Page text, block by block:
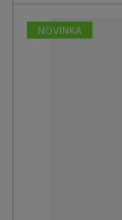
NOVINKA